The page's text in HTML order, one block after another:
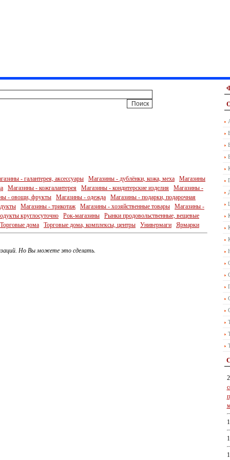
- галантерея, аксессуары Магазины - дублёнки, кожа, меха
Магазины
Магазины - кожгалантерея Магазины - кондитерские изделия
Магазины -
- овощи, фрукты Магазины - одежда
Магазины - подарки, подарочная
Магазины - трикотаж Магазины - хозяйственные товары
Магазины -
круглосуточно Рок-магазины
Рынки продовольственные, вещевые
Торговые дома Торговые дома, комплексы, центры Универмаги Ярмарки
Но Вы можете это сделать.